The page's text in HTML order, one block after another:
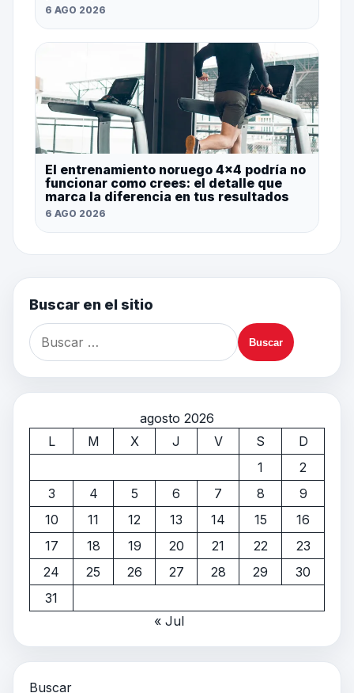
6 AGO 2026
El entrenamiento noruego 4×4 podría no
funcionar como crees: el detalle que
marca la diferencia en tus resultados
6 AGO 2026
Buscar en el sitio
agosto 2026
L
M X J V S
D
1
2
3
4 5 6 7 8
9
10
11 12 13 14 15
16
17
18 19 20 21 22
23
24
25 26 27 28 29
30
31
« Jul
Buscar